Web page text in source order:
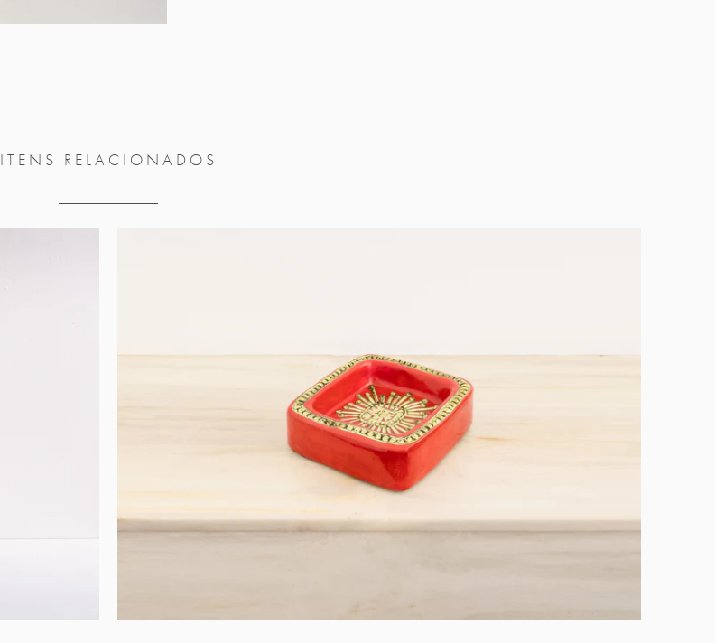
ITENS RELACIONADOS